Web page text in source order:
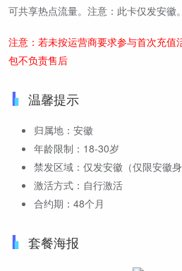
可共享热点流量。注意：此卡仅发安徽
注意：若未按运营商要求参与首次充值
包不负责售后
温馨提示
归属地：安徽
年龄限制：18-30岁
禁发区域：仅发安徽（仅限安徽身
激活方式：自行激活
合约期：48个月
套餐海报